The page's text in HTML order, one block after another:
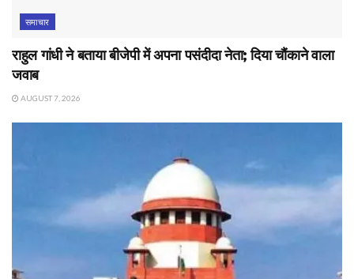
समाचार
राहुल गांधी ने बताया बीजेपी में अपना पसंदीदा नेता; दिया चौंकाने वाला
जवाब
AUGUST 7, 2026